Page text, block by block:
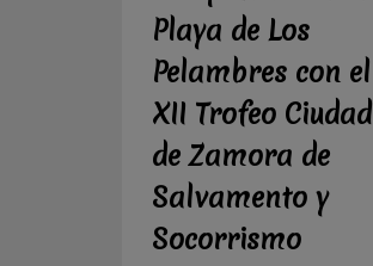
Playa de Los
Pelambres con el
XII Trofeo Ciudad
de Zamora de
Salvamento y
Socorrismo